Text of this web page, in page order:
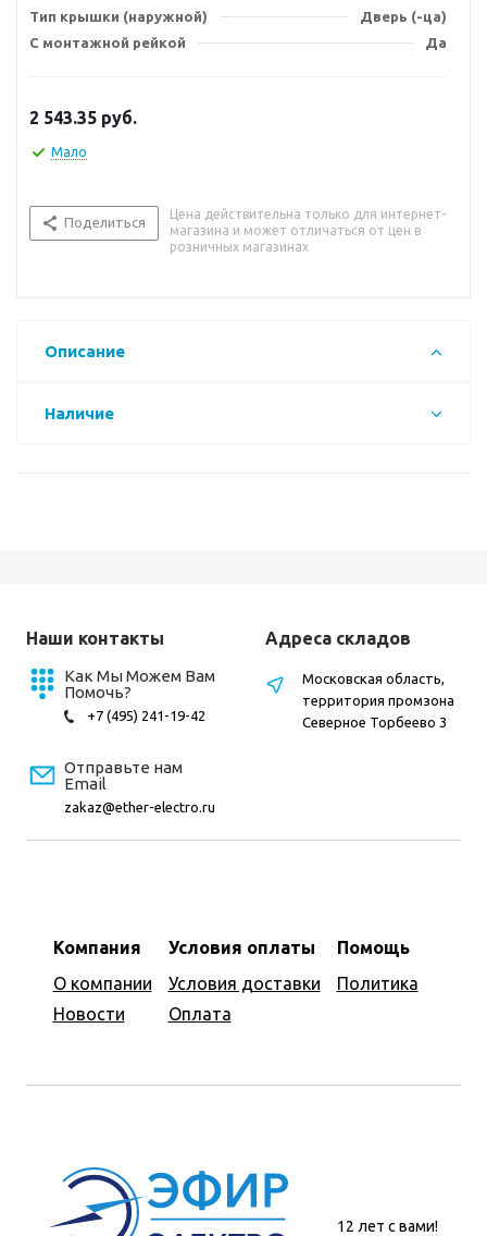
Тип крышки (наружной)
Дверь (-ца)
С монтажной рейкой
Да
2 543.35 руб.
Мало
Поделиться
Цена действительна только для интернет-
магазина и может отличаться от цен в
розничных магазинах
Описание
Наличие
Наши контакты
Как Мы Можем Вам
Помочь?
+7 (495) 241-19-42
Отправьте нам
Email
zakaz@ether-electro.ru
Компания
О компании
Новости
Условия оплаты
Условия доставки
Оплата
Помощь
Политика
Адреса складов
Московская область,
территория промзона
Северное Торбеево 3
12 лет с вами!